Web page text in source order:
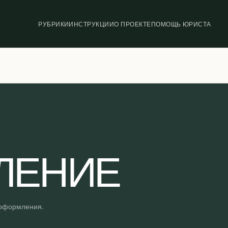
РУБРИКИИНСТРУКЦИИО ПРОЕКТЕПОМОЩЬ ЮРИСТА